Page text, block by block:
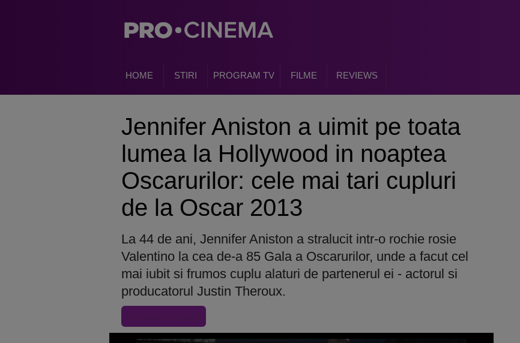
HOME STIRI PROGRAM TV FILME REVIEWS
Jennifer Aniston a uimit pe toata
lumea la Hollywood in noaptea
Oscarurilor: cele mai tari cupluri
de la Oscar 2013
La 44 de ani, Jennifer Aniston a stralucit intr-o rochie rosie
Valentino la cea de-a 85 Gala a Oscarurilor, unde a facut cel
mai iubit si frumos cuplu alaturi de partenerul ei - actorul si
producatorul Justin Theroux.